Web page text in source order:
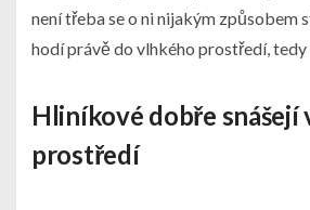
není třeba se o ni nijakým způsobem
hodí právě do vlhkého prostředí,
Hliníkové dobře snášejí
prostředí